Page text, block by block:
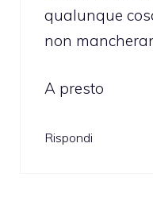
qualunque
non
A presto
Rispondi